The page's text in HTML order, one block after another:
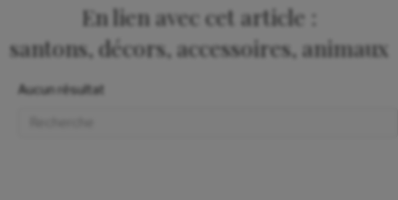
En lien avec cet article :
santons, décors, accessoires, animaux
Aucun résultat